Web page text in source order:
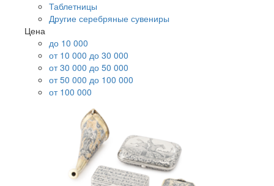
Таблетницы
Другие серебряные сувениры
Цена
до 10 000
от 10 000 до 30 000
от 30 000 до 50 000
от 50 000 до 100 000
от 100 000